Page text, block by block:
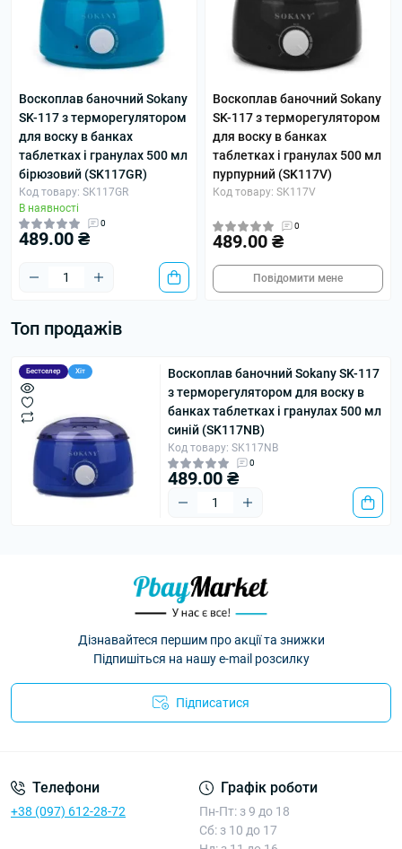
Воскоплав баночний Sokany
SK-117 з терморегулятором
для воску в банках
таблетках і гранулах 500 мл
бірюзовий (SK117GR)
Код товару: SK117GR
В наявності
0
489.00 ₴
Воскоплав баночний Sokany
SK-117 з терморегулятором
для воску в банках
таблетках і гранулах 500 мл
пурпурний (SK117V)
Код товару: SK117V
0
489.00 ₴
Повідомити мене
Топ продажів
Бестселер Хіт
Воскоплав баночний Sokany SK-117
з терморегулятором для воску в
банках таблетках і гранулах 500 мл
синій (SK117NB)
Код товару: SK117NB
0
489.00 ₴
Дізнавайтеся першим про акції та знижки
Підпишіться на нашу e-mail розсилку
Підписатися
Телефони
+38 (097) 612-28-72
Графік роботи
Пн-Пт: з 9 до 18
Сб: з 10 до 17